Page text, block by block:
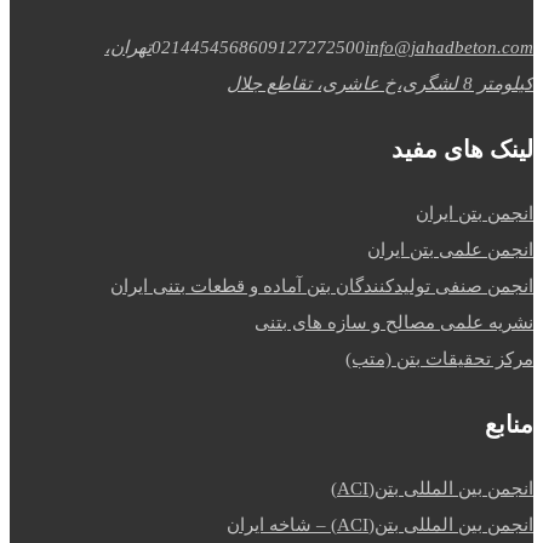
0214454568609127272500info@jahadbeton.com
تهران،
کیلومتر 8 لشگری،خ عاشری، تقاطع جلال
لینک های مفید
انجمن بتن ایران
انجمن علمی بتن ایران
انجمن صنفی تولیدکنندگان بتن آماده و قطعات بتنی ایران
نشریه علمی مصالح و سازه های بتنی
مرکز تحقیقات بتن (متب)
منابع
انجمن بین المللی بتن(ACI)
انجمن بین المللی بتن(ACI) – شاخه ایران